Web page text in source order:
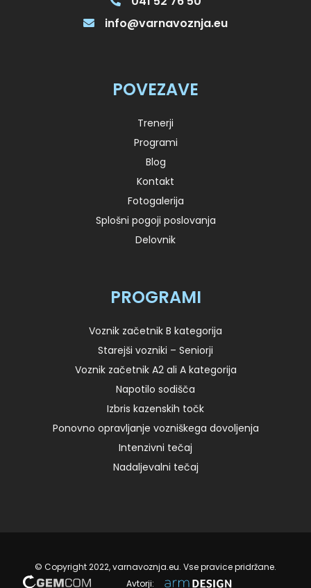
info@varnavoznja.eu
POVEZAVE
Trenerji
Programi
Blog
Kontakt
Fotogalerija
Splošni pogoji poslovanja
Delovnik
PROGRAMI
Voznik začetnik B kategorija
Starejši vozniki – Seniorji
Voznik začetnik A2 ali A kategorija
Napotilo sodišča
Izbris kazenskih točk
Ponovno opravljanje vozniškega dovoljenja
Intenzivni tečaj
Nadaljevalni tečaj
© Copyright 2022, varnavoznja.eu. Vse pravice pridržane.
Avtorji: